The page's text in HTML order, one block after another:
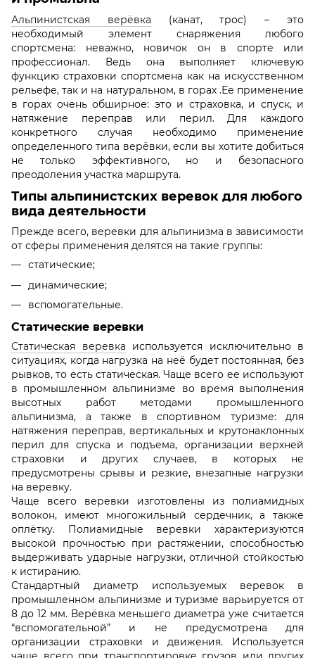
Альпинистская верёвка (канат, трос) – это
необходимый элемент снаряжения любого
спортсмена: неважно, новичок он в спорте или
профессионал. Ведь она выполняет ключевую
функцию страховки спортсмена как на искусственном
рельефе, так и на натуральном, в горах .Ее применение
в горах очень обширное: это и страховка, и спуск, и
натяжение переправ или перил. Для каждого
конкретного случая необходимо применение
определенного типа верёвки, если вы хотите добиться
не только эффективного, но и безопасного
преодоления участка маршрута.
Типы альпинистских веревок для любого
вида деятельности
Прежде всего, веревки для альпинизма в зависимости
от сферы применения делятся на такие группы:
статические;
динамические;
вспомогательные.
Статические веревки
Статическая веревка используется исключительно в
ситуациях, когда нагрузка на неё будет постоянная, без
рывков, то есть статическая. Чаще всего ее используют
в промышленном альпинизме во время выполнения
высотных работ методами промышленного
альпинизма, а также в спортивном туризме: для
натяжения переправ, вертикальных и крутонаклонных
перил для спуска и подъема, организации верхней
страховки и других случаев, в которых не
предусмотрены срывы и резкие, внезапные нагрузки
на веревку.
Чаще всего веревки изготовлены из полиамидных
волокон, имеют многожильный сердечник, а также
оплётку. Полиамидные веревки характеризуются
высокой прочностью при растяжении, способностью
выдерживать ударные нагрузки, отличной стойкостью
к истиранию.
Стандартный диаметр используемых веревок в
промышленном альпинизме и туризме варьируется от
8 до 12 мм. Верёвка меньшего диаметра уже считается
“вспомогательной” и не предусмотрена для
организации страховки и движения. Используется